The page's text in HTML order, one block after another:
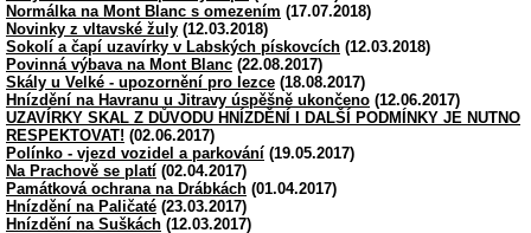
Normálka na Mont Blanc s omezením (17.07.2018)
Novinky z vltavské žuly (12.03.2018)
Sokolí a čapí uzavírky v Labských pískovcích (12.03.2018)
Povinná výbava na Mont Blanc (22.08.2017)
Skály u Velké - upozornění pro lezce (18.08.2017)
Hnízdění na Havranu u Jitravy úspěšně ukončeno (12.06.2017)
UZAVÍRKY SKAL Z DŮVODU HNÍZDĚNÍ I DALŠÍ PODMÍNKY JE NUTNO
RESPEKTOVAT! (02.06.2017)
Polínko - vjezd vozidel a parkování (19.05.2017)
Na Prachově se platí (02.04.2017)
Památková ochrana na Drábkách (01.04.2017)
Hnízdění na Paličaté (23.03.2017)
Hnízdění na Suškách (12.03.2017)